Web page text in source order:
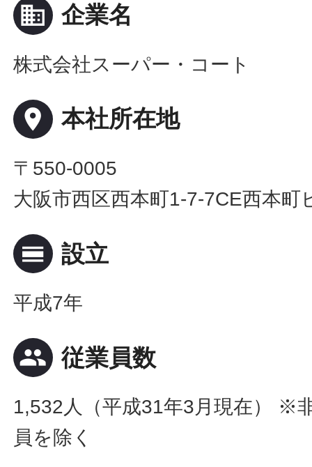
business 企業名
株式会社スーパー・コート
place 本社所在地
〒550-0005
大阪市西区西本町1-7-7CE西本町
calendar_view_day 設立
平成7年
people 従業員数
1,532人（平成31年3月現在） ※
員を除く